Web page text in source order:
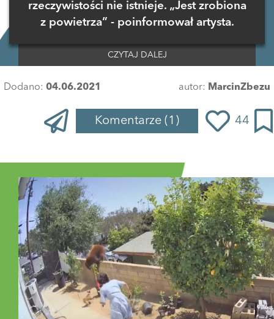
rzeczywistości nie istnieje. „Jest zrobiona
z powietrza” - poinformował artysta.
CZYTAJ DALEJ
Dodano: 04.06.2021 autor: MarcinZbezu
Komentarze (1) 44
JulianWysocki 04 września 2022 o 12:31
Sztuka współczesna to najlepszy biznes
ODPOWIEDZ
1 GŁOS